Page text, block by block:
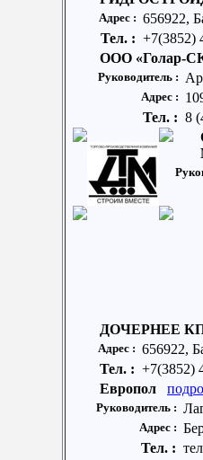
Адрес : 656922,
Тел. : +7(3852)
ООО «Голар-
Руководитель :
Адрес :
Тел. : 8
ДОЧЕРНЕЕ
Адрес : 656922,
Тел. : +7(3852)
Европол
Руководитель :
Адрес :
Тел. :